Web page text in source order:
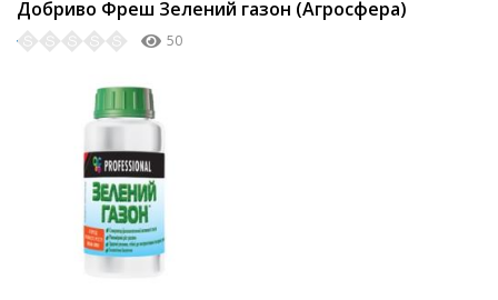
Добриво Фреш Зелений газон (Агросфера)
50